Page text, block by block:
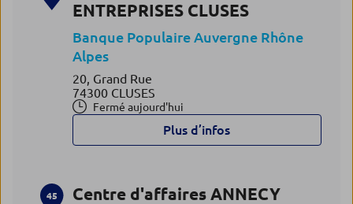
ENTREPRISES CLUSES
Banque Populaire Auvergne Rhône
Alpes
20, Grand Rue
74300 CLUSES
Fermé aujourd'hui
Plus d’infos
45
Centre d'affaires ANNECY